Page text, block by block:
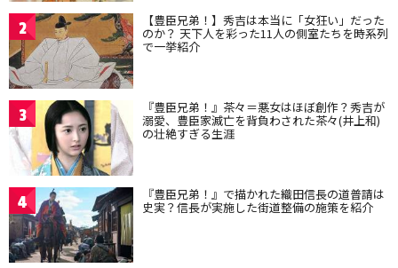
2 【豊臣兄弟！】秀吉は本当に「女狂い」だった
のか？ 天下人を彩った11人の側室たちを時系列
で一挙紹介
3 『豊臣兄弟！』茶々＝悪女はほぼ創作？秀吉が
溺愛、豊臣家滅亡を背負わされた茶々(井上和)
の壮絶すぎる生涯
4 『豊臣兄弟！』で描かれた織田信長の道普請は
史実？信長が実施した街道整備の施策を紹介